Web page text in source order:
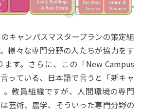
キャンパスマスタープランの策定組
様々な専門分野の人たちが協力をす
ます。さらに、この「New Campus
っている、日本語で言うと「新キャ
。教員組織ですが、人間環境の専門
芸術、農学、そういった専門分野の